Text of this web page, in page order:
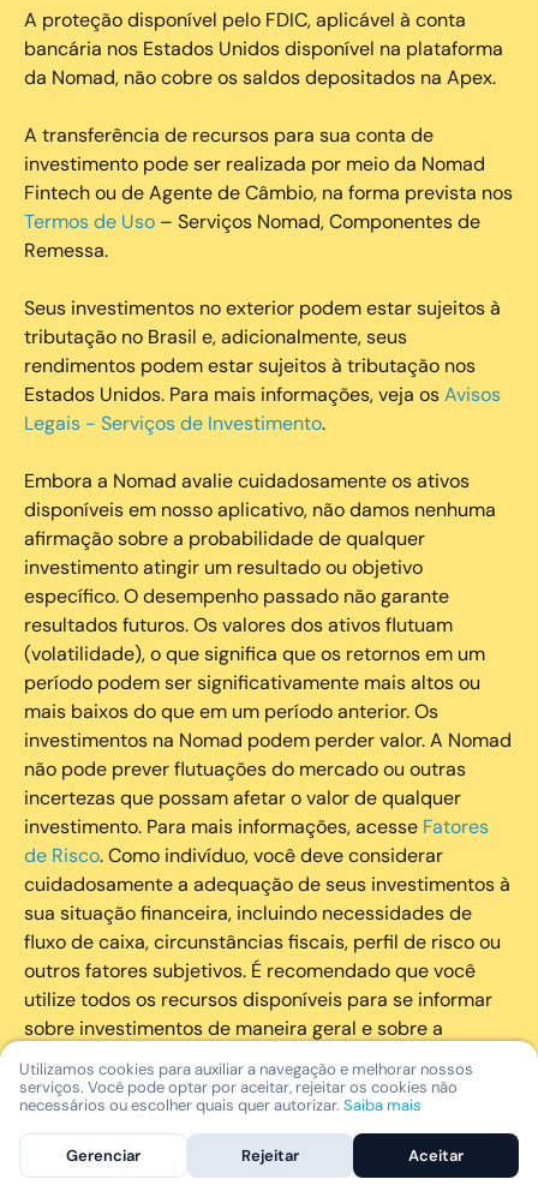
A proteção disponível pelo FDIC, aplicável à conta
bancária nos Estados Unidos disponível na plataforma
da Nomad, não cobre os saldos depositados na Apex.
A transferência de recursos para sua conta de
investimento pode ser realizada por meio da Nomad
Fintech ou de Agente de Câmbio, na forma prevista nos
Termos de Uso – Serviços Nomad, Componentes de
Remessa.
Seus investimentos no exterior podem estar sujeitos à
tributação no Brasil e, adicionalmente, seus
rendimentos podem estar sujeitos à tributação nos
Estados Unidos. Para mais informações, veja osAvisos
Legais - Serviços de Investimento.
Embora a Nomad avalie cuidadosamente os ativos
disponíveis em nosso aplicativo, não damos nenhuma
afirmação sobre a probabilidade de qualquer
investimento atingir um resultado ou objetivo
específico. O desempenho passado não garante
resultados futuros. Os valores dos ativos flutuam
(volatilidade), o que significa que os retornos em um
período podem ser significativamente mais altos ou
mais baixos do que em um período anterior. Os
investimentos na Nomad podem perder valor. A Nomad
não pode prever flutuações do mercado ou outras
incertezas que possam afetar o valor de qualquer
investimento. Para mais informações, acesse Fatores
de Risco. Como indivíduo, você deve considerar
cuidadosamente a adequação de seus investimentos à
sua situação financeira, incluindo necessidades de
fluxo de caixa, circunstâncias fiscais, perfil de risco ou
outros fatores subjetivos. É recomendado que você
utilize todos os recursos disponíveis para se informar
sobre investimentos de maneira geral e sobre a
composição geral de seu portfólio. Questões fiscais ou
legais relativas aos investimentos realizados através da
Nomad devem ser obtidas pelos próprios clientes. A
Nomad e suas afiliadas não fornecem nenhum tipo de
aconselhamento legal ou fiscal.
Utilizamos cookies para auxiliar a navegação e melhorar nossos
serviços. Você pode optar por aceitar, rejeitar os cookies não
necessários ou escolher quais quer autorizar. Saiba mais
Gerenciar Rejeitar Aceitar